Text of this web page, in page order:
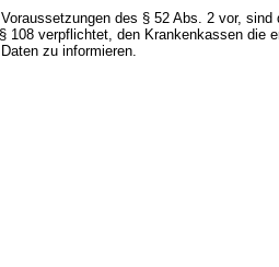
des § 52 Abs. 2 vor,
108 verpflichtet, den Krankenkassen die
zu informieren.